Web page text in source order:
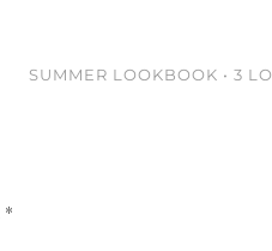
SUMMER LOOKBOOK • 3
*